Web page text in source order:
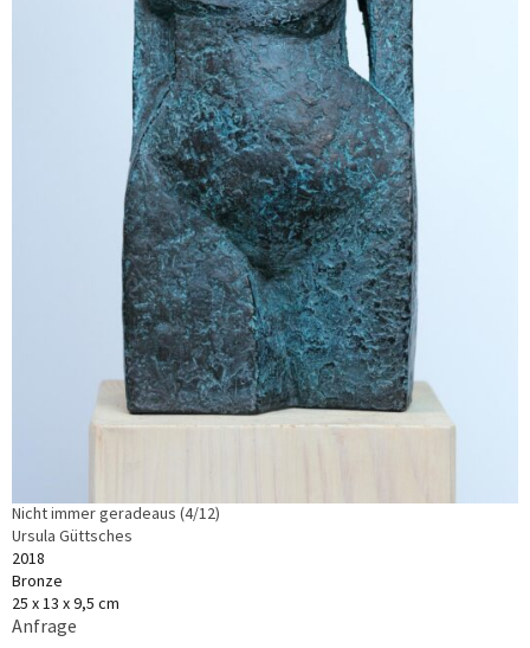
Nicht immer geradeaus (4/12)
Ursula Güttsches
2018
Bronze
25 x 13 x 9,5 cm
Anfrage